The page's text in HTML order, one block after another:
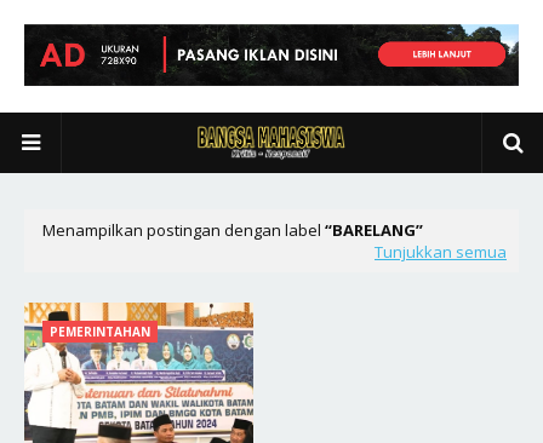
Menampilkan postingan dengan label
BARELANG
Tunjukkan semua
PEMERINTAHAN